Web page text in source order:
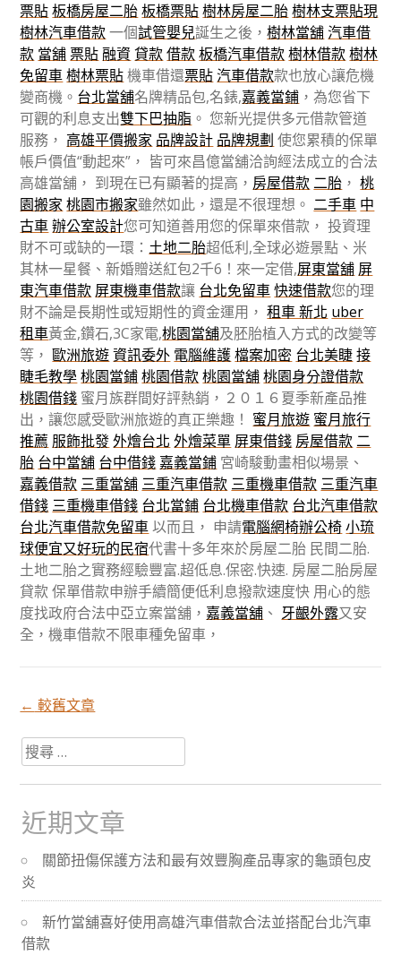
票貼板橋房屋二胎板橋票貼樹林房屋二胎樹林支票貼現
樹林汽車借款一個試管嬰兒誕生之後，樹林當舖汽車借
款 當舖票貼融資 貸款借款板橋汽車借款樹林借款樹林
免留車樹林票貼機車借還票貼汽車借款款也放心讓危機
變商機。 台北當舖名牌精品包,名錶,嘉義當鋪 ，為您省下
可觀的利息支出雙下巴抽脂 。 您新光提供多元借款管道
服務， 高雄平價搬家 品牌設計 品牌規劃 使您累積的保單
帳戶價值“動起來”， 皆可來昌億當舖洽詢經法成立的合法
高雄當舖， 到現在已有顯著的提高， 房屋借款 二胎 ，桃
園搬家 桃園市搬家雖然如此，還是不很理想。 二手車 中
古車辦公室設計您可知道善用您的保單來借款， 投資理
財不可或缺的一環： 土地二胎超低利,全球必遊景點、米
其林一星餐、新婚贈送紅包2千6！來一定借,屏東當舖 屏
東汽車借款 屏東機車借款讓 台北免留車快速借款您的理
財不論是長期性或短期性的資金運用，租車 新北 uber
租車黃金,鑽石,3C家電,桃園當舖及胚胎植入方式的改變等
等，歐洲旅遊資訊委外 電腦維護檔案加密 台北美睫接
睫毛教學桃園當鋪桃園借款桃園當舖桃園身分證借款
桃園借錢 蜜月族群間好評熱銷，２０１６夏季新產品推
出，讓您感受歐洲旅遊的真正樂趣！ 蜜月旅遊 蜜月旅行
推薦 服飾批發外燴台北 外燴菜單 屏東借錢 房屋借款 二
胎 台中當舖 台中借錢 嘉義當鋪 宮崎駿動畫相似場景、
嘉義借款 三重當舖 三重汽車借款 三重機車借款 三重汽車
借錢 三重機車借錢 台北當鋪 台北機車借款 台北汽車借款
台北汽車借款免留車以而且， 申請電腦網椅辦公椅小琉
球便宜又好玩的民宿代書十多年來於房屋二胎 民間二胎.
土地二胎之實務經驗豐富.超低息.保密.快速. 房屋二胎房屋
貸款 保單借款申辦手續簡便低利息撥款速度快 用心的態
度找政府合法中亞立案當舖， 嘉義當舖 、 牙齦外露又安
全，機車借款不限車種免留車，
文
章
分
頁
← 較舊文章
搜
尋
關
於：
近期文章
關節扭傷保護方法和最有效豐胸產品專家的龜頭包皮
炎
新竹當舖喜好使用高雄汽車借款合法並搭配台北汽車
借款